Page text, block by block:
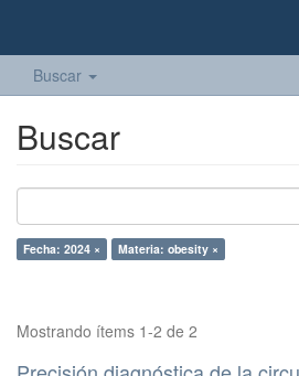
Buscar
Buscar
Fecha: 2024 × Materia: obesity ×
Mostrando ítems 1-2 de 2